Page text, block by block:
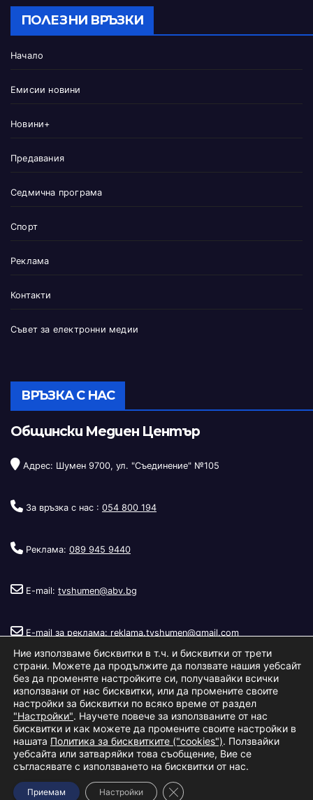
ПОЛЕЗНИ ВРЪЗКИ
Начало
Емисии новини
Новини+
Предавания
Седмична програма
Спорт
Реклама
Контакти
Съвет за електронни медии
ВРЪЗКА С НАС
Общински Медиен Център
Адрес: Шумен 9700, ул. "Съединение" №105
За връзка с нас : 054 800 194
Реклама: 089 945 9440
E-mail: tvshumen@abv.bg
E-mail за реклама: reklama.tvshumen@gmail.com
Copyright © 2026Телевизия Шумен.|Изработка: S.I.T Solutions
Ltd.
За насРекламаУсловия за ползване
Политика за бисквитки
Ние използваме бисквитки в т.ч. и бисквитки от трети
страни. Можете да продължите да ползвате нашия уебсайт
без да променяте настройките си, получавайки всички
използвани от нас бисквитки, или да промените своите
настройки за бисквитки по всяко време от раздел
"Настройки". Научете повече за използваните от нас
бисквитки и как можете да промените своите настройки в
нашата Политика за бисквитките ("cookies"). Ползвайки
уебсайта или затваряйки това съобщение, Вие се
съгласявате с използването на бисквитки от нас.
Приемам Настройки Close GDPR Cookie Banner